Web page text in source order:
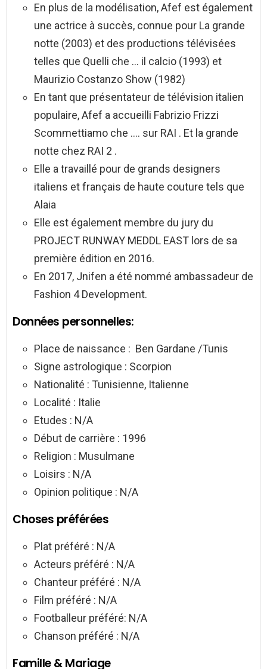
En plus de la modélisation, Afef est également
une actrice à succès, connue pour La grande
notte (2003) et des productions télévisées
telles que Quelli che … il calcio (1993) et
Maurizio Costanzo Show (1982)
En tant que présentateur de télévision italien
populaire, Afef a accueilli Fabrizio Frizzi
Scommettiamo che …. sur RAI . Et la grande
notte chez RAI 2 .
Elle a travaillé pour de grands designers
italiens et français de haute couture tels que
Alaia
Elle est également membre du jury du
PROJECT RUNWAY MEDDL EAST lors de sa
première édition en 2016.
En 2017, Jnifen a été nommé ambassadeur de
Fashion 4 Development.
Données personnelles:
Place de naissance : Ben Gardane /Tunis
Signe astrologique : Scorpion
Nationalité : Tunisienne, Italienne
Localité : Italie
Etudes : N/A
Début de carrière : 1996
Religion : Musulmane
Loisirs : N/A
Opinion politique : N/A
Choses préférées
Plat préféré : N/A
Acteurs préféré : N/A
Chanteur préféré : N/A
Film préféré : N/A
Footballeur préféré: N/A
Chanson préféré : N/A
Famille & Mariage